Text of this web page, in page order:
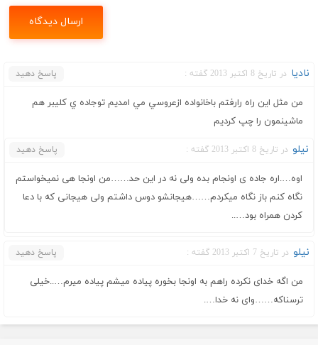
ناديا در تاریخ 8 اکتبر 2013 گفته : پاسخ دهید
من مثل اين راه رارفتم باخانواده ازعروسي مي امديم توجاده ي كليبر هم
ماشينمون را چپ كرديم
نیلو در تاریخ 8 اکتبر 2013 گفته : پاسخ دهید
اوه….اره جاده ی اونجام بده ولی نه در این حد……من اونجا هی نمیخواستم
نگاه کنم باز نگاه میکردم……هیجانشو دوس داشتم ولی هیجانی که با دعا
کردن همراه بود…..
نیلو در تاریخ 7 اکتبر 2013 گفته : پاسخ دهید
من اگه خدای نکرده راهم به اونجا بخوره پیاده میشم پیاده میرم…..خیلی
ترسناکه……وای نه خدا….